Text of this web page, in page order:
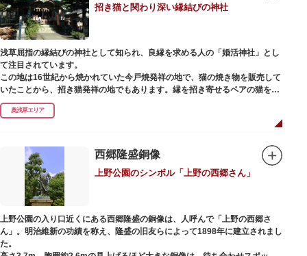
招き猫と関わり深い縁結びの神社
浅草屈指の縁結びの神社として知られ、良縁を求める人の「婚活神社」とし
て注目されています。
この地は16世紀から焼かれていた今戸焼発祥の地で、猫の焼き物を販売して
いたことから、招き猫発祥の地でもあります。縁を招き寄せるペアの猫をモ
チーフにした絵馬や御朱印帳も人気です。
1063（康平6）年、時の奥羽鎮守府源頼朝・義家父子が祈願し鎌倉の鶴ヶ丘
末に活躍した新選組沖田総司の終焉の地の碑も佇んでいます。また、浅草名
所七福神の福禄寿が祀られており、七福神詣りの参拝客でも賑わうスポット
奥浅草エリア
西郷隆盛銅像
上野公園のシンボル「上野の西郷さん」
上野公園の入り口近くにある西郷隆盛の銅像は、人呼んで「上野の西郷さ
ん」。明治維新の功績を称え、隆盛の旧友らによって1898年に建立されまし
た。